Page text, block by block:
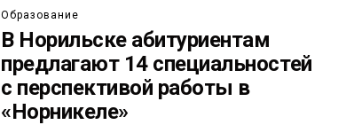
Образование
В Норильске абитуриентам
предлагают 14 специальностей
с перспективой работы в
«Норникеле»